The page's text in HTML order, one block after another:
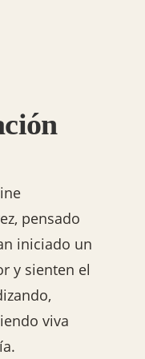
pensado
iniciado un
y sienten el
viva